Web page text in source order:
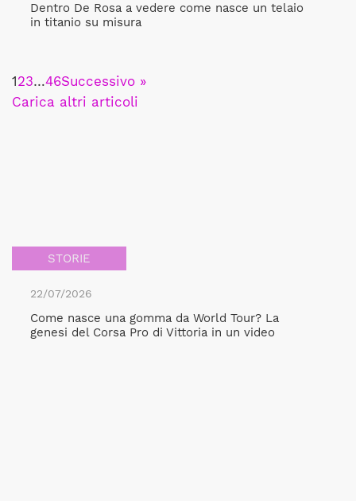
Dentro De Rosa a vedere come nasce un telaio
in titanio su misura
123…46Successivo »
Carica altri articoli
STORIE
22/07/2026
Come nasce una gomma da World Tour? La
genesi del Corsa Pro di Vittoria in un video